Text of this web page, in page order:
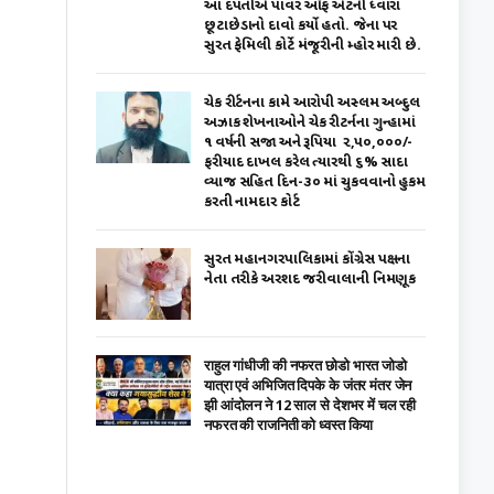
આ દપંતીએ પાવર ઑફ એટર્ની ધ્વારા
છૂટાછેડાનો દાવો કર્યો હતો. જેના પર
સુરત ફેમિલી કોર્ટે મંજૂરીની મ્હોર મારી છે.
ચેક રીર્ટનના કામે આરોપી અસ્લમ અબ્દુલ
અઝાક શેખનાઓને ચેક રીટર્નના ગુન્હામાં
૧ વર્ષની સજા અને રૂપિયા ₹ ૨,૫૦,૦૦૦/-
ફરીયાદ દાખલ કરેલ ત્યારથી ૬% સાદા
વ્યાજ સહિત દિન-૩૦ માં ચુકવવાનો હુકમ
કરતી નામદાર કોર્ટ
સુરત મહાનગરપાલિકામાં કોંગ્રેસ પક્ષના
નેતા તરીકે અરશદ જરીવાલાની નિમણૂક
राहुल गांधीजी की नफरत छोडो भारत जोडो
यात्रा एवं अभिजित दिपके के जंतर मंतर जेन
झी आंदोलन ने 12 साल से देशभर में चल रही
नफरत की राजनिती को ध्वस्त किया